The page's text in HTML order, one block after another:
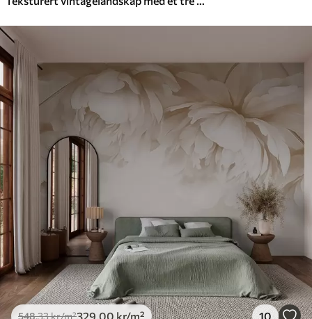
548.33kr/m²329 .00 kr/m² 10